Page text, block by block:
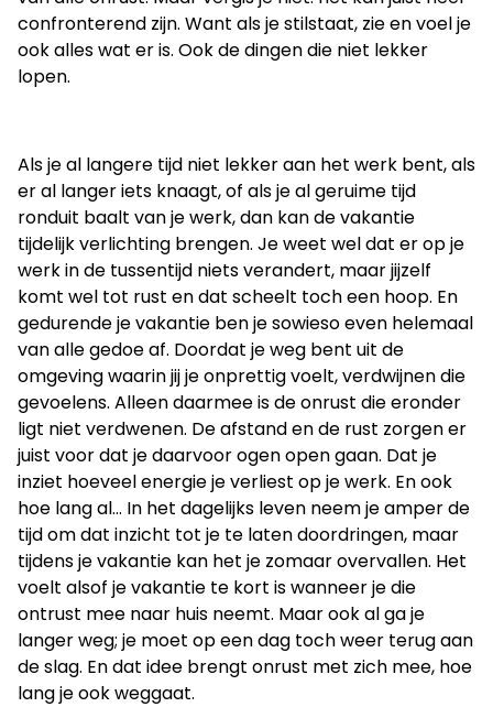
confronterend zijn. Want als je stilstaat, zie en voel je
ook alles wat er is. Ook de dingen die niet lekker
lopen.
Als je al langere tijd niet lekker aan het werk bent, als
er al langer iets knaagt, of als je al geruime tijd
ronduit baalt van je werk, dan kan de vakantie
tijdelijk verlichting brengen. Je weet wel dat er op je
werk in de tussentijd niets verandert, maar jijzelf
komt wel tot rust en dat scheelt toch een hoop. En
gedurende je vakantie ben je sowieso even helemaal
van alle gedoe af. Doordat je weg bent uit de
omgeving waarin jij je onprettig voelt, verdwijnen die
gevoelens. Alleen daarmee is de onrust die eronder
ligt niet verdwenen. De afstand en de rust zorgen er
juist voor dat je daarvoor ogen open gaan. Dat je
inziet hoeveel energie je verliest op je werk. En ook
hoe lang al... In het dagelijks leven neem je amper de
tijd om dat inzicht tot je te laten doordringen, maar
tijdens je vakantie kan het je zomaar overvallen. Het
voelt alsof je vakantie te kort is wanneer je die
ontrust mee naar huis neemt. Maar ook al ga je
langer weg; je moet op een dag toch weer terug aan
de slag. En dat idee brengt onrust met zich mee, hoe
lang je ook weggaat.